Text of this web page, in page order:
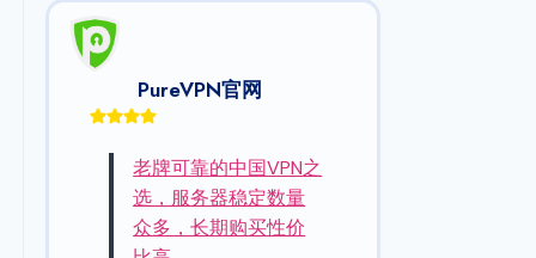
PureVPN官网
老牌可靠的中国VPN之
选，服务器稳定数量
众多，长期购买性价